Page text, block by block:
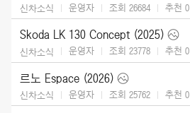
신차소식 운영자 조회 26684 추천 0
Skoda LK 130 Concept (2025)
신차소식 운영자 조회 23778 추천 0
르노 Espace (2026)
신차소식 운영자 조회 25762 추천 0